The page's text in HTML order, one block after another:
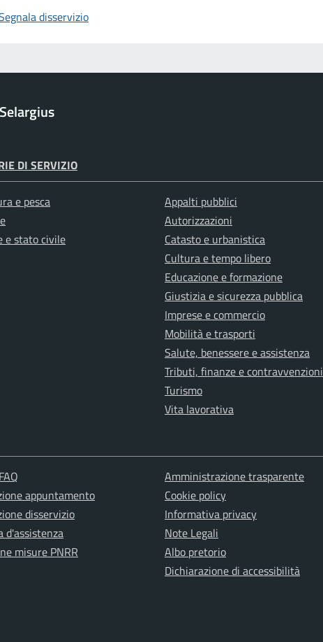
disservizio
DI SERVIZIO
e pesca
e stato civile
Appalti pubblici
Autorizzazioni
Catasto e urbanistica
Cultura e tempo libero
Educazione e formazione
Giustizia e sicurezza pubblica
Imprese e commercio
Mobilità e trasporti
Salute, benessere e assistenza
Tributi, finanze e contravvenzioni
Turismo
Vita lavorativa
appuntamento
disservizio
d'assistenza
misure PNRR
Amministrazione trasparente
Cookie policy
Informativa privacy
Note Legali
Albo pretorio
Dichiarazione di accessibilità